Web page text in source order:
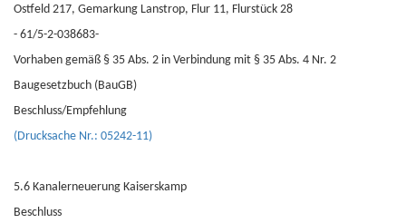
Ostfeld 217, Gemarkung Lanstrop, Flur 11, Flurstück 28
- 61/5-2-038683-
Vorhaben gemäß § 35 Abs. 2 in Verbindung mit § 35 Abs. 4 Nr. 2
Baugesetzbuch (BauGB)
Beschluss/Empfehlung
(Drucksache Nr.: 05242-11)
5.6 Kanalerneuerung Kaiserskamp
Beschluss